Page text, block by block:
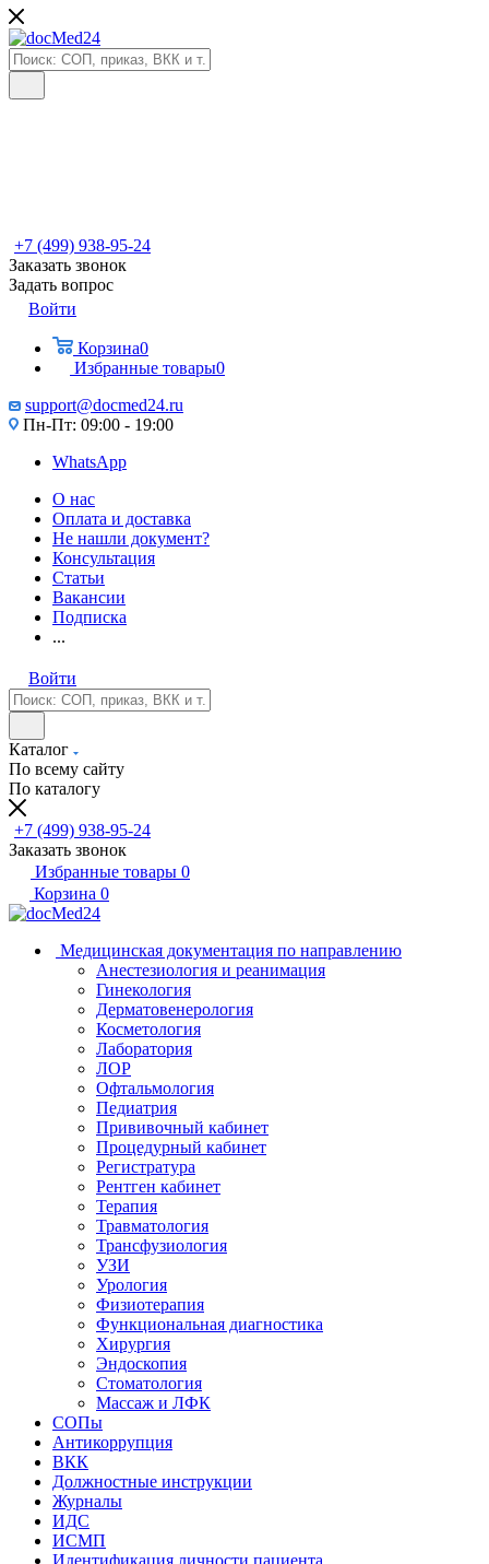
+7 (499) 938-95-24
Заказать звонок
Задать вопрос
Войти
Корзина0
Избранные товары0
support@docmed24.ru
Пн-Пт: 09:00 - 19:00
WhatsApp
О нас
Оплата и доставка
Не нашли документ?
Консультация
Статьи
Вакансии
Подписка
...
Войти
Каталог
По всему сайту
По каталогу
+7 (499) 938-95-24
Заказать звонок
Избранные товары 0
Корзина 0
Медицинская документация по направлению
Анестезиология и реанимация
Гинекология
Дерматовенерология
Косметология
Лаборатория
ЛОР
Офтальмология
Педиатрия
Прививочный кабинет
Процедурный кабинет
Регистратура
Рентген кабинет
Терапия
Травматология
Трансфузиология
УЗИ
Урология
Физиотерапия
Функциональная диагностика
Хирургия
Эндоскопия
Стоматология
Массаж и ЛФК
СОПы
Антикоррупция
ВКК
Должностные инструкции
Журналы
ИДС
ИСМП
Идентификация личности пациента